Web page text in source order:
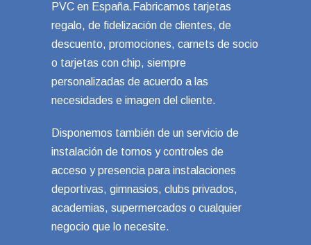
PVC en España.Fabricamos tarjetas
regalo, de fidelización de clientes, de
descuento, promociones, carnets de socio
o tarjetas con chip, siempre
personalizadas de acuerdo a las
necesidades e imagen del cliente.
Disponemos también de un servicio de
instalación de tornos y controles de
acceso y presencia para instalaciones
deportivas, gimnasios, clubs privados,
academias, supermercados o cualquier
negocio que lo necesite.